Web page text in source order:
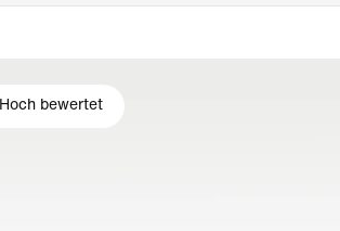
Hoch bewertet